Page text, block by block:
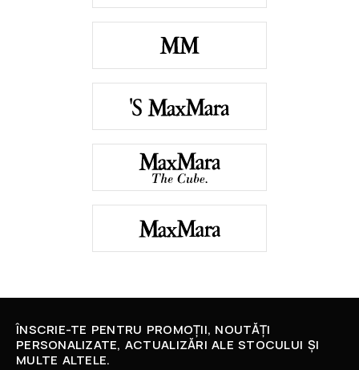
ÎNSCRIE-TE PENTRU PROMOȚII, NOUTĂȚI
PERSONALIZATE, ACTUALIZĂRI ALE STOCULUI ȘI
MULTE ALTELE.